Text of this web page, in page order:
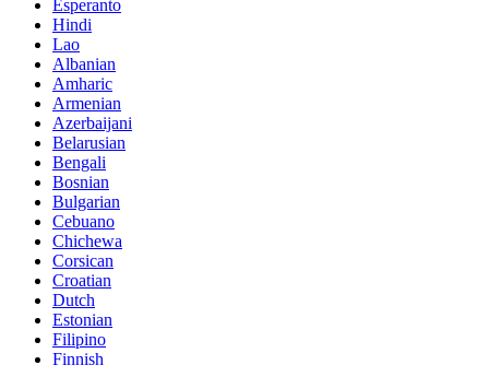
Esperanto
Hindi
Lao
Albanian
Amharic
Armenian
Azerbaijani
Belarusian
Bengali
Bosnian
Bulgarian
Cebuano
Chichewa
Corsican
Croatian
Dutch
Estonian
Filipino
Finnish